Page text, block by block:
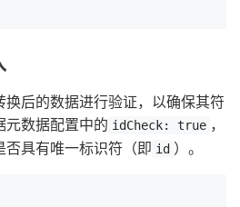
后的数据进行验证，以确保其符
数据配置中的 idCheck: true ，
具有唯一标识符（即 id ）。